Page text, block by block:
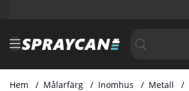
Hem Målarfärg Inomhus Metall